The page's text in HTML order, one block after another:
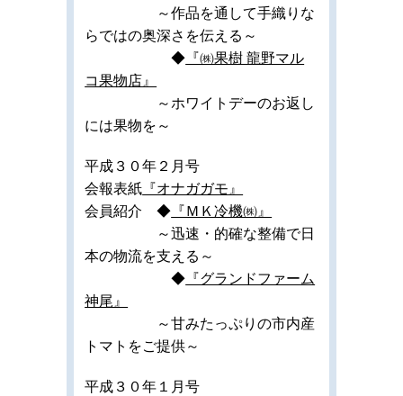
～作品を通して手織りな
らではの奥深さを伝える～
◆ 『㈱果樹 龍野マル
コ果物店』
～ホワイトデーのお返し
には果物を～
平成３０年２月号
会報表紙 『オナガガモ』
会員紹介 ◆ 『ＭＫ冷機㈱』
～迅速・的確な整備で日
本の物流を支える～
◆ 『グランドファーム
神尾』
～甘みたっぷりの市内産
トマトをご提供～
平成３０年１月号